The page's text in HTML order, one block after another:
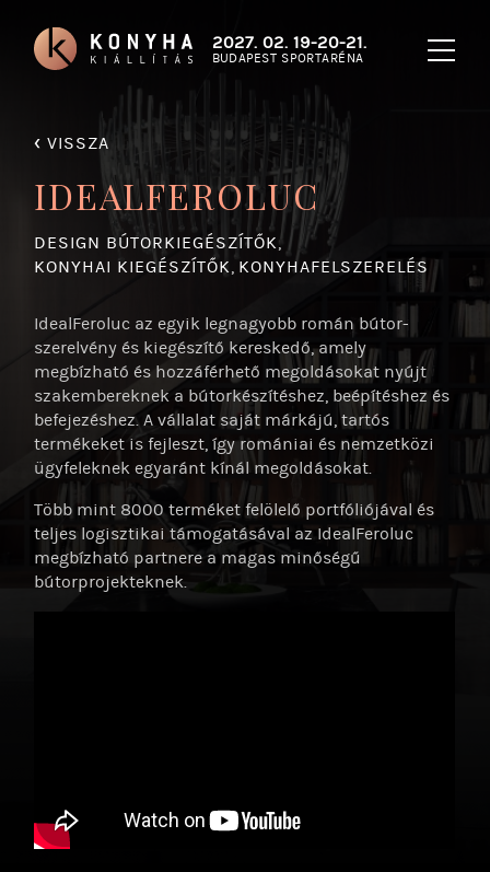
2027. 02. 19-20-21.
BUDAPEST SPORTARÉNA
‹ VISSZA
IDEALFEROLUC
DESIGN BÚTORKIEGÉSZÍTŐK,
KONYHAI KIEGÉSZÍTŐK, KONYHAFELSZERELÉS
IdealFeroluc az egyik legnagyobb román bútor-
szerelvény és kiegészítő kereskedő, amely
megbízható és hozzáférhető megoldásokat nyújt
szakembereknek a bútorkészítéshez, beépítéshez és
befejezéshez. A vállalat saját márkájú, tartós
termékeket is fejleszt, így romániai és nemzetközi
ügyfeleknek egyaránt kínál megoldásokat.
Több mint 8000 terméket felölelő portfóliójával és
teljes logisztikai támogatásával az IdealFeroluc
megbízható partnere a magas minőségű
bútorprojekteknek.